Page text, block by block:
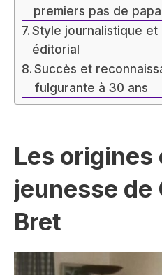
premiers pas de papa
Style journalistique
éditorial
Succès et
fulgurante à 30 ans
Les origines
jeunesse de
Bret